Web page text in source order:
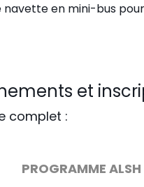
navette en mini-bus
et
complet :
PROGRAMME